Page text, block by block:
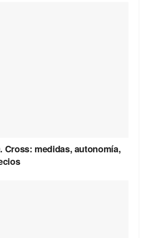
Cross: medidas, autonomía,